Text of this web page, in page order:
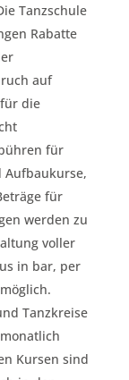
Tanzschule
Rabatte
auf
die
für
Aufbaukurse,
für
werden zu
voller
in bar, per
Tanzkreise
Kursen sind